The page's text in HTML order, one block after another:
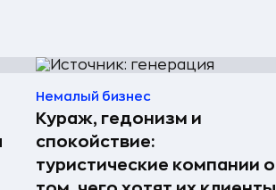
Немалый бизнес
Кураж, гедонизм и
спокойствие:
туристические компании о